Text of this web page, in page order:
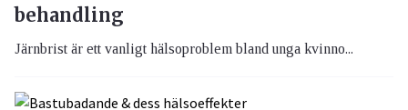
behandling
Järnbrist är ett vanligt hälsoproblem bland unga kvinno...